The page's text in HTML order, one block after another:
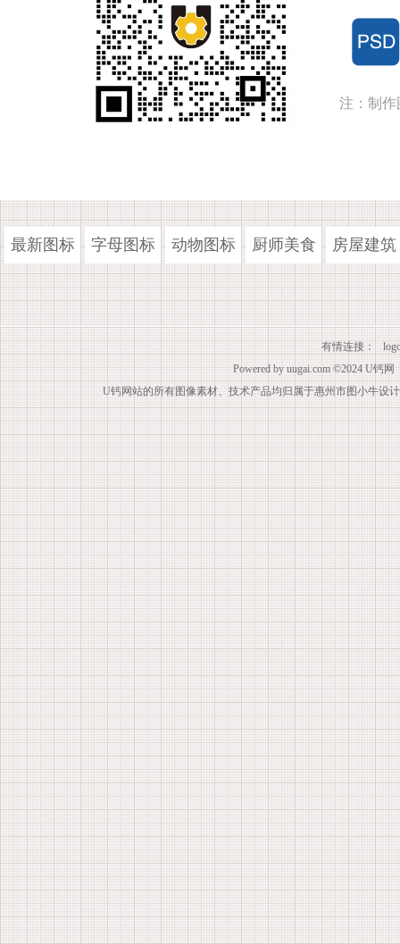
注：制作
最新图标 字母图标 动物图标 厨师美食 房屋建筑
有情连接：
Powered by uugai.com ©2024 U钙网
U钙网站的所有图像素材、技术产品均归属于惠州市图小牛设